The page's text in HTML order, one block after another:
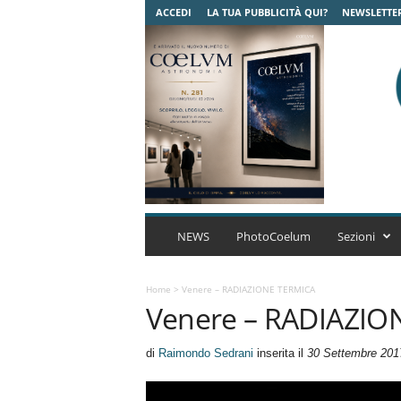
ACCEDI LA TUA PUBBLICITÀ QUI?
C
m
A
r
NEWS PhotoCoelum Sezioni
Home > Venere – RADIAZIONE TERMICA
Venere –
di Raimondo Sedrani inserita il 30 Settembre